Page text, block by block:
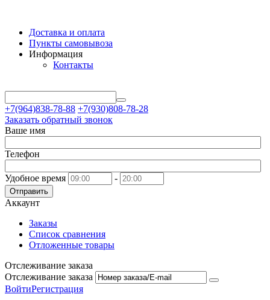
Доставка и оплата
Пункты самовывоза
Информация
Контакты
+7(964)838-78-88 +7(930)808-78-28
Заказать обратный звонок
Ваше имя
Телефон
Удобное время -
Отправить
Аккаунт
Заказы
Список сравнения
Отложенные товары
Отслеживание заказа
Отслеживание заказа
ВойтиРегистрация